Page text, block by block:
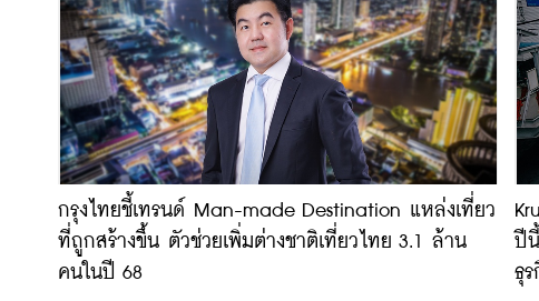
กรุงไทยชี้เทรนด์ Man-made Destination แหล่งเที่ยว
ที่ถูกสร้างขึ้น ตัวช่วยเพิ่มต่างชาติเที่ยวไทย 3.1 ล้าน
คนในปี 68
ปี
ธุร